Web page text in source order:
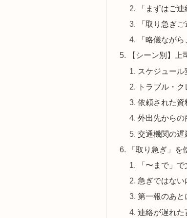
「まずはご
「取り急ぎ
「略儀なが
【シーン別】
スケジュー
トラブル・
依頼された資
外出先からの
交通機関の遅
「取り急ぎ」
「〜まで」
急ぎではな
第一報のあと
連絡が遅れた